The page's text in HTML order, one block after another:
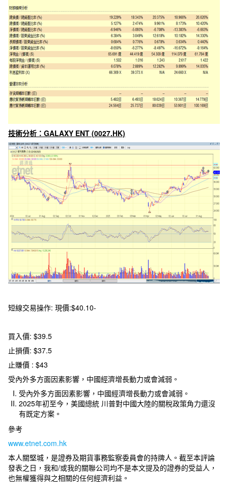
技術分析：GALAXY ENT (0027.HK)
短線交易操作: 現價:$40.10-
買入價: $39.5
止損價: $37.5
止賺價 : $43
受內外多方面因素影響，中國經濟增長動力或會減弱。
受內外多方面因素影響，中國經濟增長動力或會減弱。
2025年初至今，美國總統 川普對中國大陸的關稅政策角力還沒
有既定方案。
參考
www.etnet.com.hk
本人關堅城，是證券及期貨事務監察委員會的持牌人。截至本評論
發表之日，我和/或我的關聯公司均不是本文提及的證券的受益人，
也無權獲得與之相關的任何經濟利益。